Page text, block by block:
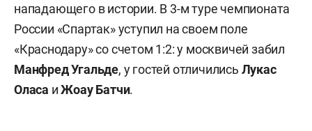
нападающего в истории. В 3-м туре чемпионата
России «Спартак» уступил на своем поле
«Краснодару» со счетом 1:2: у москвичей забил
Манфред Угальде, у гостей отличились Лукас
Оласа иЖоау Батчи.